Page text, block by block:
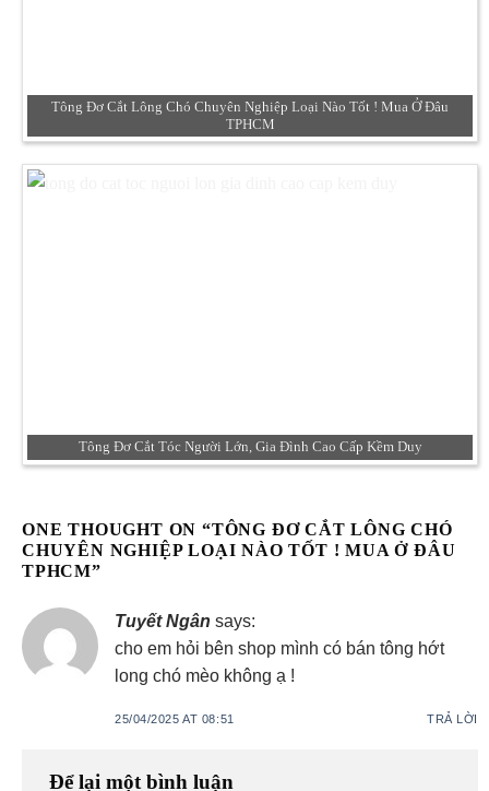
Tông Đơ Cắt Lông Chó Chuyên Nghiệp Loại Nào Tốt ! Mua Ở Đâu
TPHCM
Tông Đơ Cắt Tóc Người Lớn, Gia Đình Cao Cấp Kềm Duy
ONE THOUGHT ON “TÔNG ĐƠ CẮT LÔNG CHÓ
CHUYÊN NGHIỆP LOẠI NÀO TỐT ! MUA Ở ĐÂU
TPHCM”
Tuyết Ngân says:
cho em hỏi bên shop mình có bán tông hớt
long chó mèo không ạ !
25/04/2025 AT 08:51 TRẢ LỜI
Để lại một bình luận